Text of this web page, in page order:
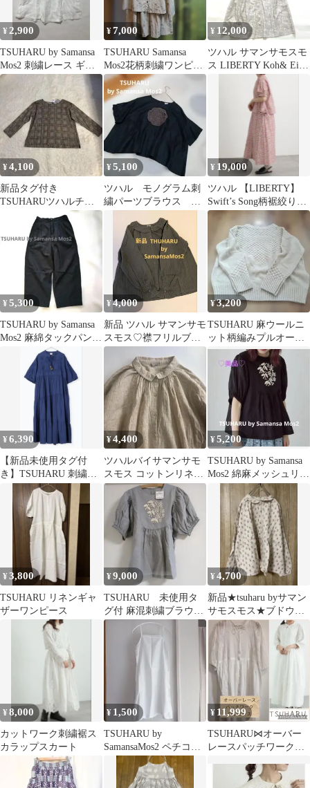
¥ 2,900
TSUHARU by Samansa
Mos2 刺繍レース ギャ
ザーブラウス 白
¥7,000
TSUHARU Samansa
Mos2花柄刺繍ワンピー
ス セットアップ
¥ 12,000
ツハル サマンサモスモ
ス LIBERTY Koh& Eito
柄 猫柄 ワンピース
¥4,100
新品タグ付き
TSUHARUツハルチェ
ック花柄長袖ブラウス
グレー総柄
¥5,100
ツハル モノグラム刺
繍パーツブラウス リ
ンサモスモス
¥ 19,000
ツハル 【LIBERTY】
Swift’s Song柄裾絞りブ
ラウス&スカート
¥ 5,300
TSUHARU by Samansa
Mos2 麻綿タックパンツ
¥4,000
新品 ツハル サマンサモ
スモス♡襟フリルブラ
ウス チャコール
¥3,200
TSUHARU 麻ウールニ
ット柄編みプルオーバ
ー
¥6,390
【新品未使用タグ付
き】TSUHARU 刺繍テ
ィアードワンピース
¥4,400
ツハルバイサマンサモ
スモス コットンリネン
シャツ ギャザー キナリ
羽織り 夏秋
¥5,200
TSUHARU by Samansa
Mos2 綿麻メッシュリボ
ン刺繍ブラウス
¥3,800
TSUHARU リネンギャ
ザーワンピース
¥9,000
TSUHARU 未使用タ
グ付 麻混刺繍ブラウス
グレー フリーサイズ
¥4,700
新品★tsuharu byサマン
サモスモス★ブドウ柄
ギャザーブラウス★リ
ネン
¥8,000
カットワーク刺繍裾ス
カラップスカート
¥ 1,500
TSUHARU by
SamansaMos2 ペチコー
ト ワンピース
¥ 11,999
TSUHARU⋈オーバー
レースパッチワークワ